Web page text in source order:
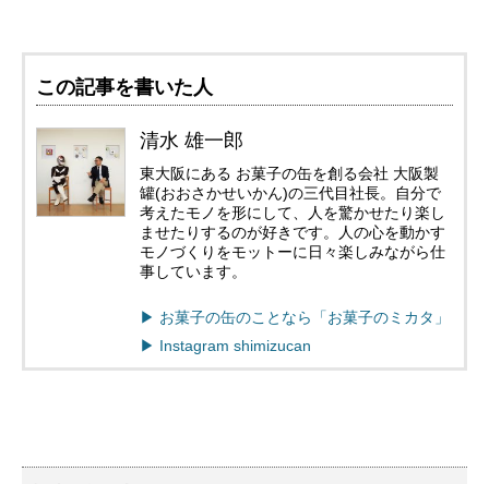
この記事を書いた人
清水 雄一郎
東大阪にある お菓子の缶を創る会社 大阪製
罐(おおさかせいかん)の三代目社長。自分で
考えたモノを形にして、人を驚かせたり楽し
ませたりするのが好きです。人の心を動かす
モノづくりをモットーに日々楽しみながら仕
事しています。
▶︎ お菓子の缶のことなら「お菓子のミカタ」
▶︎ Instagram shimizucan